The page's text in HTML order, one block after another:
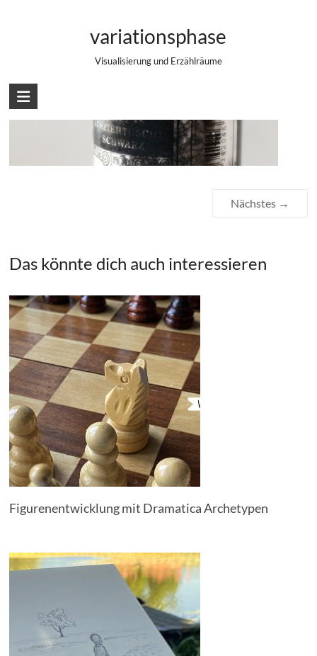
variationsphase
Visualisierung und Erzählräume
Verklumpte Tusche retten
Nächstes →
Das könnte dich auch interessieren
Figurenentwicklung mit Dramatica Archetypen